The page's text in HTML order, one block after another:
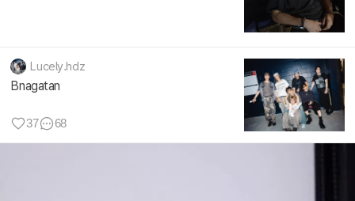
Lucely.hdz
Bnagatan
37 68